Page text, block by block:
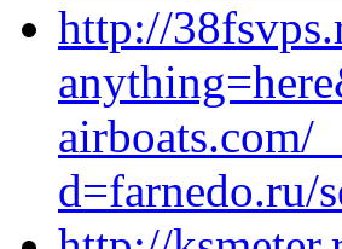
http://
airboats.com/
d=farnedo.ru/